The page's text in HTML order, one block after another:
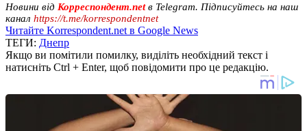
Новини від Корреспондент.netв Telegram. Підписуйтесь на наш
канал https://t.me/korrespondentnet
Читайте Korrespondent.net в Google News
ТЕГИ: Днепр
Якщо ви помітили помилку, виділіть необхідний текст і
натисніть Ctrl + Enter, щоб повідомити про це редакцію.